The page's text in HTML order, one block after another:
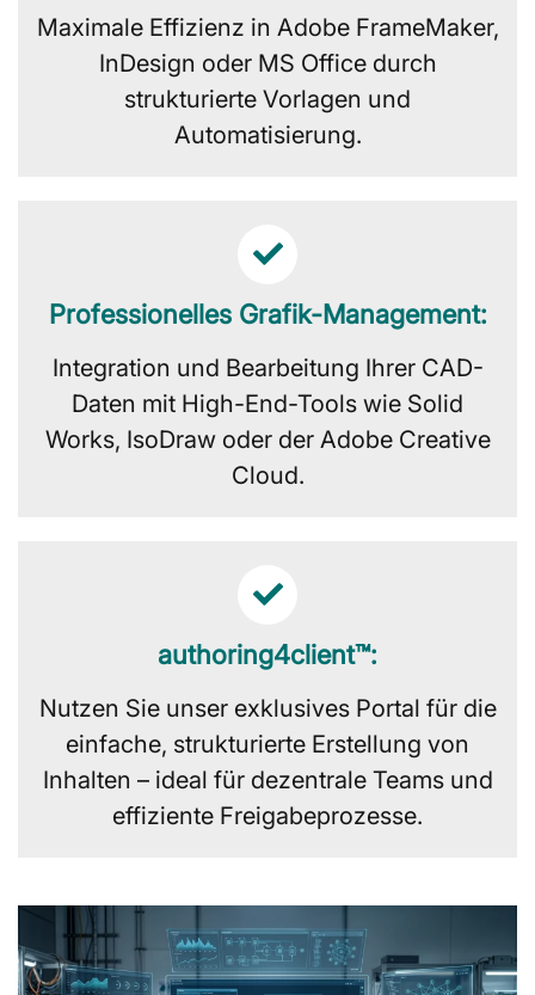
Maximale Effizienz in Adobe FrameMaker,
InDesign oder MS Office durch
strukturierte Vorlagen und
Automatisierung.
Professionelles Grafik-Management:
Integration und Bearbeitung Ihrer CAD-
Daten mit High-End-Tools wie Solid
Works, IsoDraw oder der Adobe Creative
Cloud.
authoring4client™:
Nutzen Sie unser exklusives Portal für die
einfache, strukturierte Erstellung von
Inhalten – ideal für dezentrale Teams und
effiziente Freigabeprozesse.